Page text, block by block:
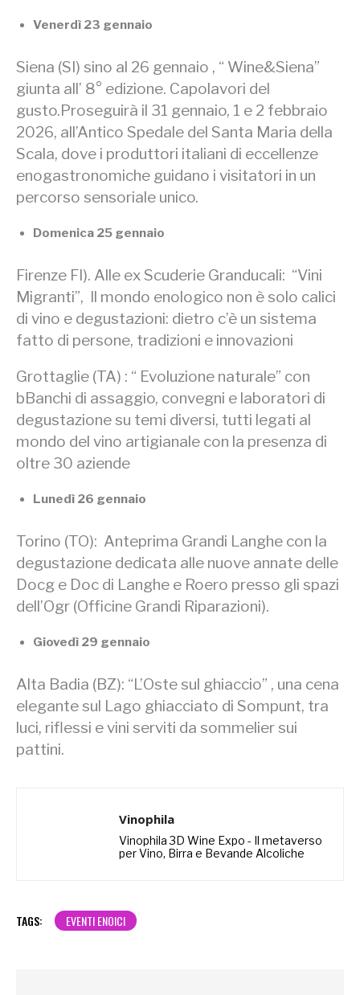
Venerdì 23 gennaio
Siena (SI) sino al 26 gennaio , “ Wine&Siena”
giunta all’ 8° edizione. Capolavori del
gusto.Proseguirà il 31 gennaio, 1 e 2 febbraio
2026, all’Antico Spedale del Santa Maria della
Scala, dove i produttori italiani di eccellenze
enogastronomiche guidano i visitatori in un
percorso sensoriale unico.
Domenica 25 gennaio
Firenze FI). Alle ex Scuderie Granducali: “Vini
Migranti”, Il mondo enologico non è solo calici
di vino e degustazioni: dietro c’è un sistema
fatto di persone, tradizioni e innovazioni
Grottaglie (TA) : “ Evoluzione naturale” con
bBanchi di assaggio, convegni e laboratori di
degustazione su temi diversi, tutti legati al
mondo del vino artigianale con la presenza di
oltre 30 aziende
Lunedì 26 gennaio
Torino (TO): Anteprima Grandi Langhe con la
degustazione dedicata alle nuove annate delle
Docg e Doc di Langhe e Roero presso gli spazi
dell’Ogr (Officine Grandi Riparazioni).
Giovedì 29 gennaio
Alta Badia (BZ): “L’Oste sul ghiaccio” , una cena
elegante sul Lago ghiacciato di Sompunt, tra
luci, riflessi e vini serviti da sommelier sui
pattini.
Vinophila
Vinophila 3D Wine Expo - Il metaverso
per Vino, Birra e Bevande Alcoliche
TAGS: EVENTI ENOICI